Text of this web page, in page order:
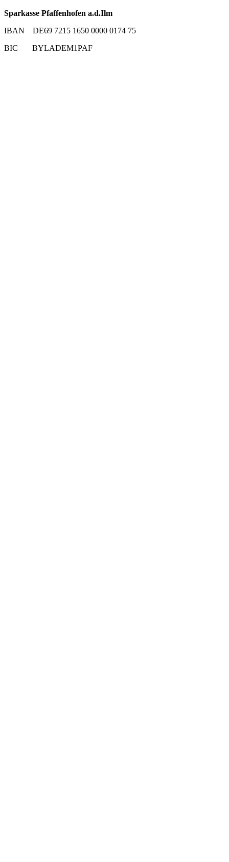
Sparkasse Pfaffenhofen a.d.Ilm
IBAN DE69 7215 1650 0000 0174 75
BIC BYLADEM1PAF